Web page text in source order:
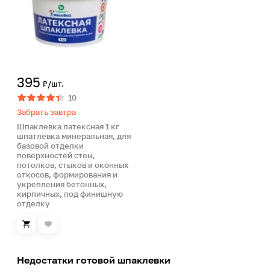
395 ₽/шт.
10
Забрать завтра
Шпаклевка латексная 1 кг
шпатлевка минеральная, для
базовой отделки
поверхностей стен,
потолков, стыков и оконных
откосов, формирования и
укрепления бетонных,
кирпичных, под финишную
отделку
Недостатки готовой шпаклевки